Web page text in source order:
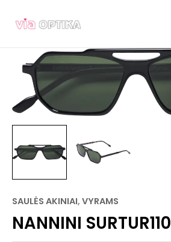
prie
SAULĖS AKINIAI, VYRAMS
NANNINI SURTUR110